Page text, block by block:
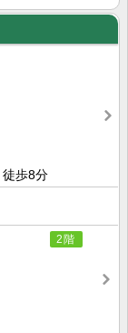
歩8分
2階